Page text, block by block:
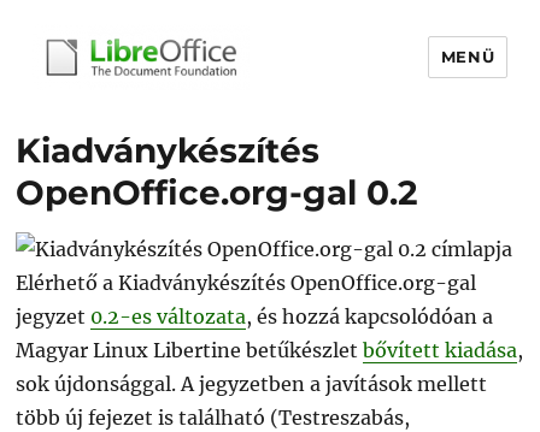
MENÜ
Kiadványkészítés
OpenOffice.org-gal 0.2
Elérhető a Kiadványkészítés OpenOffice.org-gal
jegyzet 0.2-es változata, és hozzá kapcsolódóan a
Magyar Linux Libertine betűkészletbővített kiadása,
sok újdonsággal. A jegyzetben a javítások mellett
több új fejezet is található (Testreszabás,